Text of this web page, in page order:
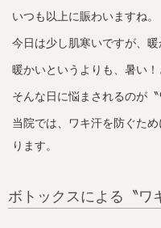
いつも以上に賑わいますね。
今日は少し肌寒いですが、暖
暖かいというよりも、暑い
そんな日に悩まされるのが〝
当院では、ワキ汗を防ぐた
ります。
ボトックスによる〝ワ